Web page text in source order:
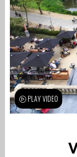
PLAY VIDEO